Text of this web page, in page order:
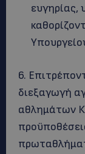
ευγηρίας,
6.
διεξαγωγή
αθλημάτων